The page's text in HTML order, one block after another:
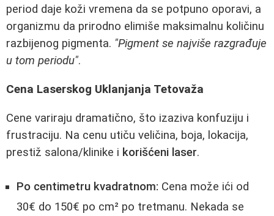
period daje koži vremena da se potpuno oporavi, a
organizmu da prirodno elimiše maksimalnu količinu
razbijenog pigmenta. "Pigment se najviše razgrađuje
u tom periodu".
Cena Laserskog Uklanjanja Tetovaža
Cene variraju dramatično, što izaziva konfuziju i
frustraciju. Na cenu utiču veličina, boja, lokacija,
prestiž salona/klinike i korišćeni laser.
Po centimetru kvadratnom: Cena može ići od
30€ do 150€ po cm² po tretmanu. Nekada se